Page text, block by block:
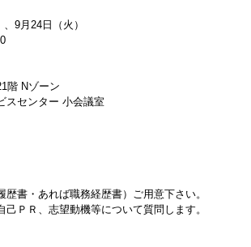
9月24日（火）
階 Nゾーン
スセンター 小会議室
歴書・あれば職務経歴書）ご用意下さい。
己ＰＲ、志望動機等について質問します。